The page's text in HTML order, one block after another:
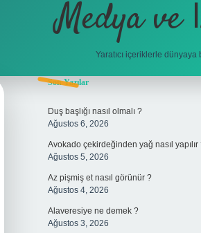
Medya ve
Yaratıcı içeriklerle dünyaya
Sidebar
Son Yazılar
Duş başlığı nasıl olmalı ?
Ağustos 6, 2026
Avokado çekirdeğinden yağ nasıl yapılır
Ağustos 5, 2026
Az pişmiş et nasıl görünür ?
Ağustos 4, 2026
Alaveresiye ne demek ?
Ağustos 3, 2026